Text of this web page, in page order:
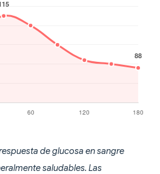
de glucosa en sangre
saludables. Las